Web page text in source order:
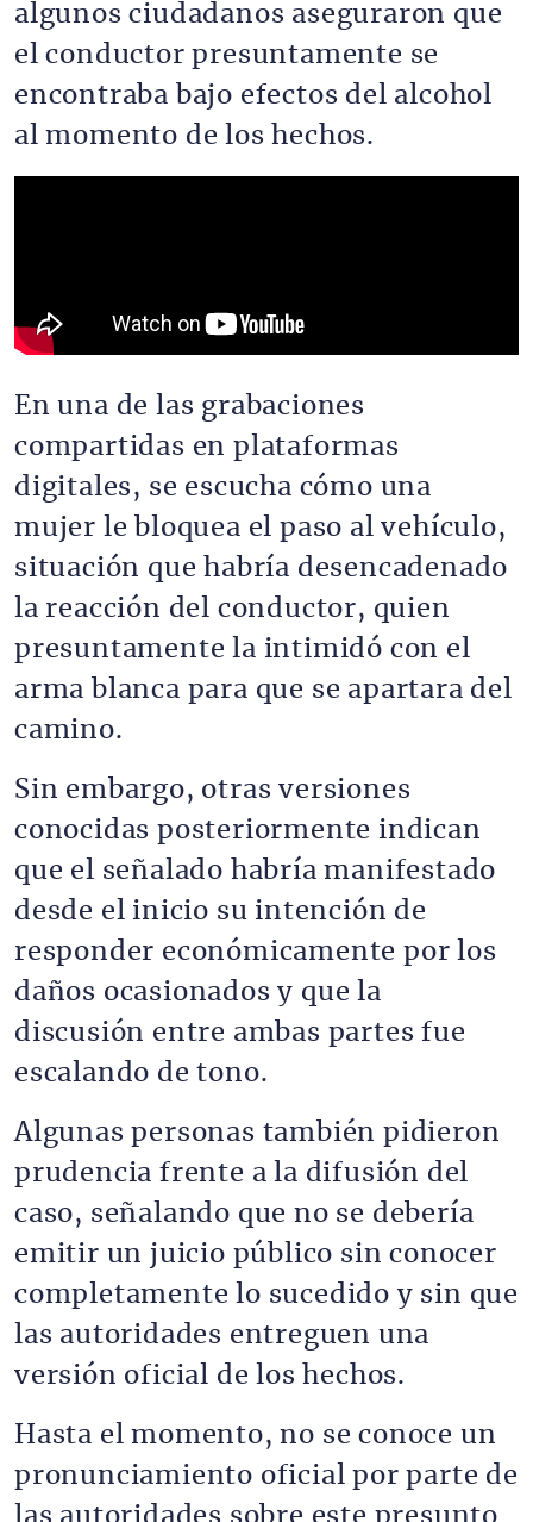
algunos ciudadanos aseguraron que
el conductor presuntamente se
encontraba bajo efectos del alcohol
al momento de los hechos.
En una de las grabaciones
compartidas en plataformas
digitales, se escucha cómo una
mujer le bloquea el paso al vehículo,
situación que habría desencadenado
la reacción del conductor, quien
presuntamente la intimidó con el
arma blanca para que se apartara del
camino.
Sin embargo, otras versiones
conocidas posteriormente indican
que el señalado habría manifestado
desde el inicio su intención de
responder económicamente por los
daños ocasionados y que la
discusión entre ambas partes fue
escalando de tono.
Algunas personas también pidieron
prudencia frente a la difusión del
caso, señalando que no se debería
emitir un juicio público sin conocer
completamente lo sucedido y sin que
las autoridades entreguen una
versión oficial de los hechos.
Hasta el momento, no se conoce un
pronunciamiento oficial por parte de
las autoridades sobre este presunto